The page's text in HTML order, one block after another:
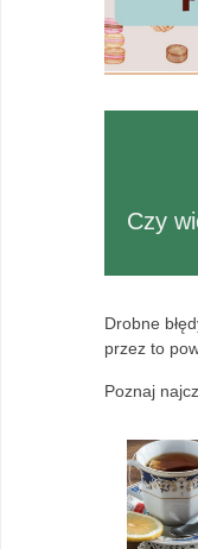
Czy
Drobne
przez to
Poznaj